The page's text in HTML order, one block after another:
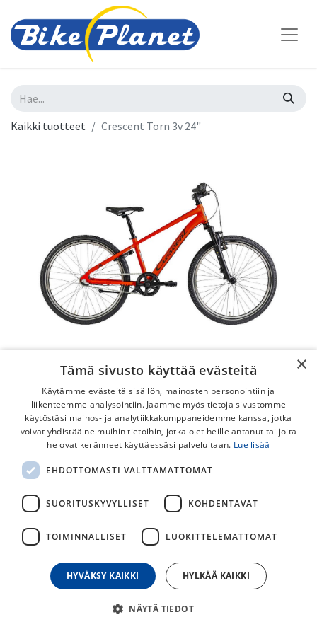
Kaikki tuotteet Crescent Torn 3v 24"
Crescent Torn 3v 24"
Perinteinen jalkajarrullinen 3-vaihteisella napavaihteella
pyörää.
Torn on 24, Shimano Nexus 3-napavaihteinen kumppani
metsäpoluille ja luotettava pyörä koulumatkoille.
449,00€
×
Tämä sivusto käyttää evästeitä
Käytämme evästeitä sisällön, mainosten personointiin ja
liikenteemme analysointiin. Jaamme myös tietoja sivustomme
käytöstäsi mainos- ja analytiikkakumppaneidemme kanssa, jotka
voivat yhdistää ne muihin tietoihin, jotka olet heille antanut tai joita
he ovat keränneet käyttäessäsi palveluitaan. Lue lisää
EHDOTTOMASTI VÄLTTÄMÄTTÖMÄT
SUORITUSKYVYLLISET KOHDENTAVAT
TOIMINNALLISET LUOKITTELEMATTOMAT
HYVÄKSY KAIKKI HYLKÄÄ KAIKKI
NÄYTÄ TIEDOT